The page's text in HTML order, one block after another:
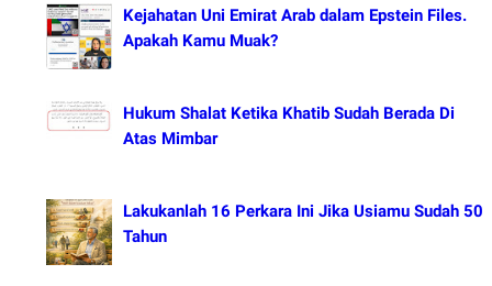
Kejahatan Uni Emirat Arab dalam Epstein Files.
Apakah Kamu Muak?
Hukum Shalat Ketika Khatib Sudah Berada Di
Atas Mimbar
Lakukanlah 16 Perkara Ini Jika Usiamu Sudah 50
Tahun